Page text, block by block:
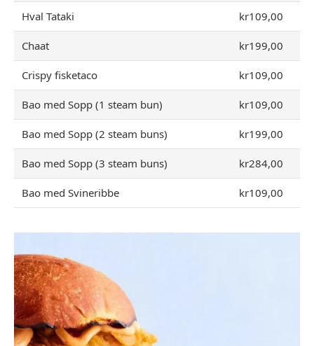
Hval Tataki kr109,00
Chaat kr199,00
Crispy fisketaco kr109,00
Bao med Sopp (1 steam bun) kr109,00
Bao med Sopp (2 steam buns) kr199,00
Bao med Sopp (3 steam buns) kr284,00
Bao med Svineribbe kr109,00